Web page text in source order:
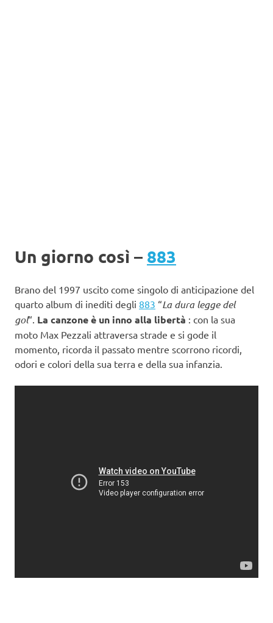
Un giorno così – 883
Brano del 1997 uscito come singolo di anticipazione del
quarto album di inediti degli 883 “La dura legge del
gol“. La canzone è un inno alla libertà : con la sua
moto Max Pezzali attraversa strade e si gode il
momento, ricorda il passato mentre scorrono ricordi,
odori e colori della sua terra e della sua infanzia.